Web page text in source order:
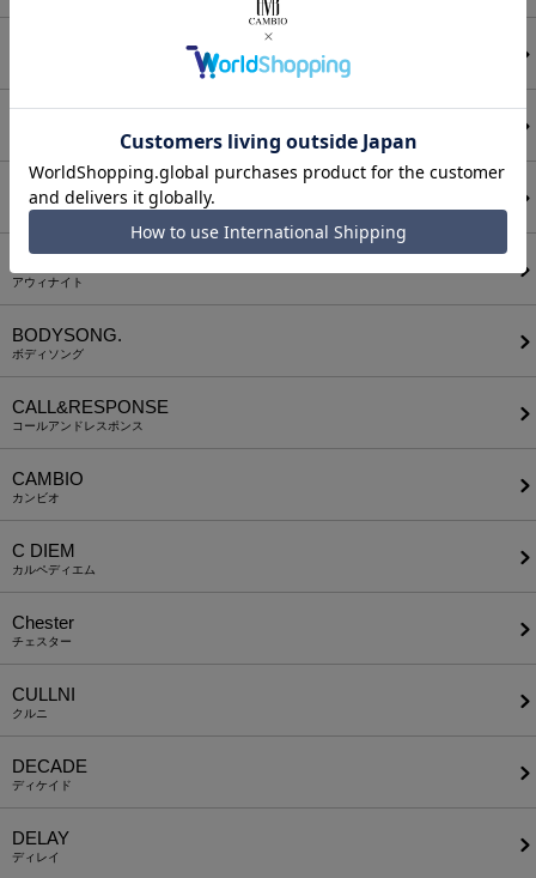
ATTACHMENT
アタッチメント
アウィナイト
BODYSONG.
ボディソング
CALL&RESPONSE
コールアンドレスポンス
CAMBIO
カンビオ
C DIEM
カルペディエム
Chester
チェスター
CULLNI
クルニ
DECADE
ディケイド
DELAY
ディレイ